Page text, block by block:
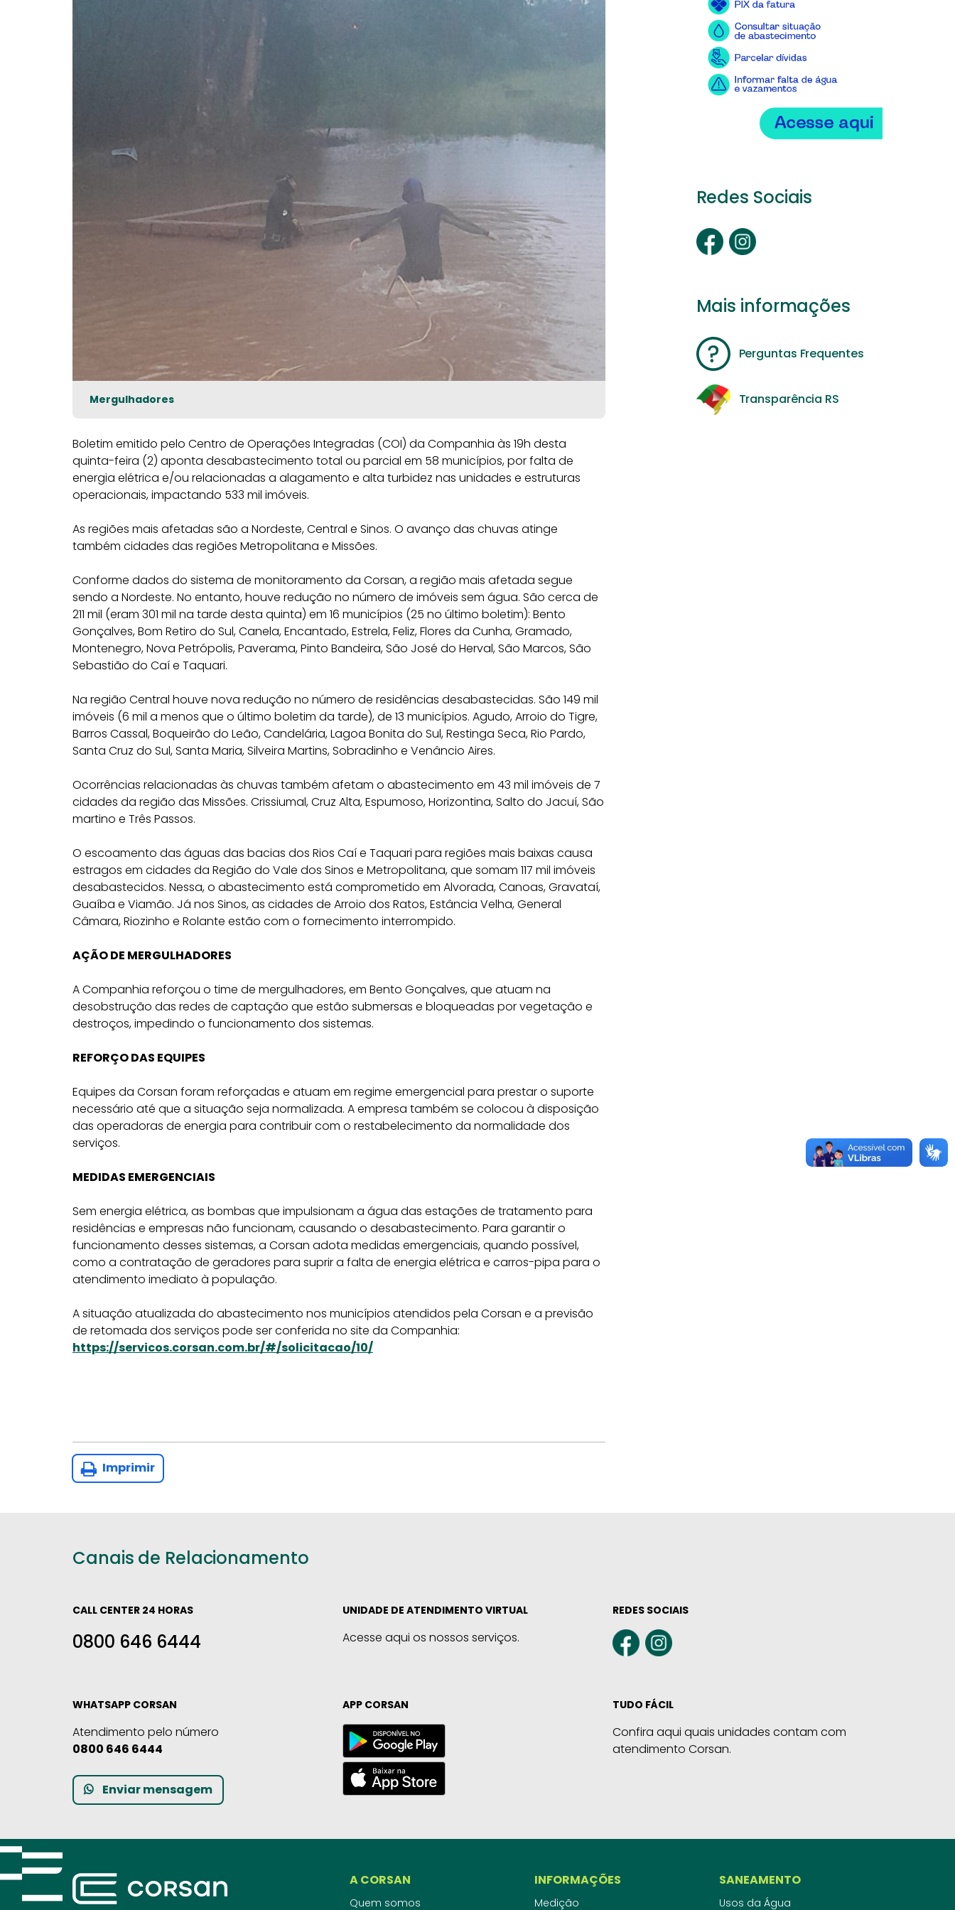
Mergulhadores
Boletim emitido pelo Centro de Operações Integradas (COI) da Companhia às 19h desta
quinta-feira (2) aponta desabastecimento total ou parcial em 58 municípios, por falta de
energia elétrica e/ou relacionadas a alagamento e alta turbidez nas unidades e estruturas
operacionais, impactando 533 mil imóveis.
As regiões mais afetadas são a Nordeste, Central e Sinos. O avanço das chuvas atinge
também cidades das regiões Metropolitana e Missões.
Conforme dados do sistema de monitoramento da Corsan, a região mais afetada segue
sendo a Nordeste. No entanto, houve redução no número de imóveis sem água. São cerca de
211 mil (eram 301 mil na tarde desta quinta) em 16 municípios (25 no último boletim): Bento
Gonçalves, Bom Retiro do Sul, Canela, Encantado, Estrela, Feliz, Flores da Cunha, Gramado,
Montenegro, Nova Petrópolis, Paverama, Pinto Bandeira, São José do Herval, São Marcos, São
Sebastião do Caí e Taquari.
Na região Central houve nova redução no número de residências desabastecidas. São 149 mil
imóveis (6 mil a menos que o último boletim da tarde), de 13 municípios. Agudo, Arroio do Tigre,
Barros Cassal, Boqueirão do Leão, Candelária, Lagoa Bonita do Sul, Restinga Seca, Rio Pardo,
Santa Cruz do Sul, Santa Maria, Silveira Martins, Sobradinho e Venâncio Aires.
Ocorrências relacionadas às chuvas também afetam o abastecimento em 43 mil imóveis de 7
cidades da região das Missões. Crissiumal, Cruz Alta, Espumoso, Horizontina, Salto do Jacuí, São
martino e Três Passos.
O escoamento das águas das bacias dos Rios Caí e Taquari para regiões mais baixas causa
estragos em cidades da Região do Vale dos Sinos e Metropolitana, que somam 117 mil imóveis
desabastecidos. Nessa, o abastecimento está comprometido em Alvorada, Canoas, Gravataí,
Guaíba e Viamão. Já nos Sinos, as cidades de Arroio dos Ratos, Estância Velha, General
Câmara, Riozinho e Rolante estão com o fornecimento interrompido.
AÇÃO DE MERGULHADORES
A Companhia reforçou o time de mergulhadores, em Bento Gonçalves, que atuam na
desobstrução das redes de captação que estão submersas e bloqueadas por vegetação e
destroços, impedindo o funcionamento dos sistemas.
REFORÇO DAS EQUIPES
Equipes da Corsan foram reforçadas e atuam em regime emergencial para prestar o suporte
necessário até que a situação seja normalizada. A empresa também se colocou à disposição
das operadoras de energia para contribuir com o restabelecimento da normalidade dos
serviços.
MEDIDAS EMERGENCIAIS
Sem energia elétrica, as bombas que impulsionam a água das estações de tratamento para
residências e empresas não funcionam, causando o desabastecimento. Para garantir o
funcionamento desses sistemas, a Corsan adota medidas emergenciais, quando possível,
como a contratação de geradores para suprir a falta de energia elétrica e carros-pipa para o
atendimento imediato à população.
A situação atualizada do abastecimento nos municípios atendidos pela Corsan e a previsão
de retomada dos serviços pode ser conferida no site da Companhia:
https://servicos.corsan.com.br/#/solicitacao/10/
Imprimir
Redes Sociais
Mais informações
Perguntas Frequentes
Transparência RS
Canais de Relacionamento
CALL CENTER 24 HORAS
0800 646 6444
UNIDADE DE ATENDIMENTO VIRTUAL
Acesse aqui os nossos serviços.
REDES SOCIAIS
WHATSAPP CORSAN
Atendimento pelo número
0800 646 6444
Enviar mensagem
APP CORSAN TUDO FÁCIL
Confira aqui quais unidades contam com
atendimento Corsan.
A CORSAN
Quem somos
INFORMAÇÕES
Medição
SANEAMENTO
Usos da Água